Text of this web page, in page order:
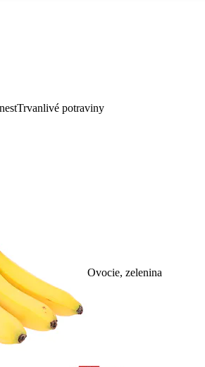
Trvanlivé potraviny
Ovocie, zelenina